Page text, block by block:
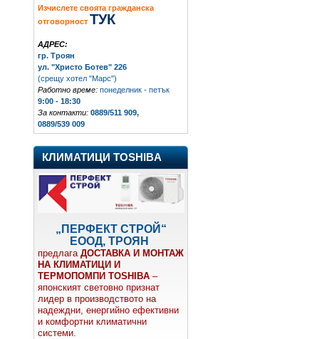
Изчислете своята гражданска
отговорност ТУК
АДРЕС:
гр. Троян
ул. "Христо Ботев" 226
(срещу хотел "Марс")
Работно време: понеделник - петък
9:00 - 18:30
За контакти: 0889/511 909,
0889/539 009
КЛИМАТИЦИ TOSHIBA
„ПЕРФЕКТ СТРОЙ“
ЕООД, ТРОЯН
предлага ДОСТАВКА И МОНТАЖ
НА КЛИМАТИЦИ И
ТЕРМОПОМПИ TOSHIBA –
японският световно признат
лидер в производството на
надеждни, енергийно ефективни
и комфортни климатични
системи.